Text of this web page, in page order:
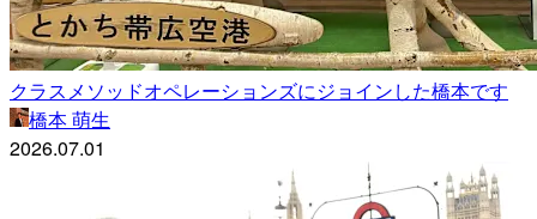
クラスメソッドオペレーションズにジョインした橋本です
橋本 萌生
2026.07.01